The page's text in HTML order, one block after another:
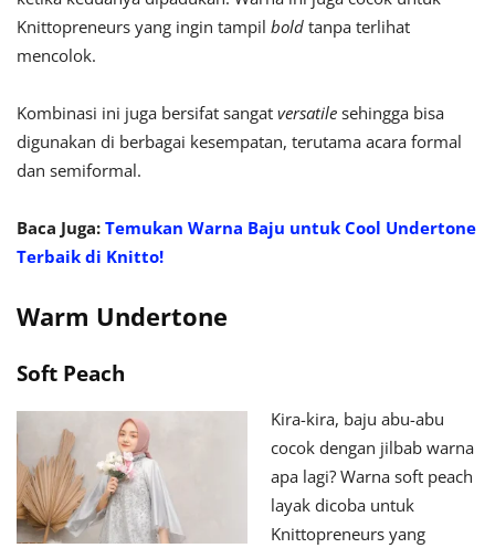
Knittopreneurs yang ingin tampil bold tanpa terlihat
mencolok.
Kombinasi ini juga bersifat sangat versatile sehingga bisa
digunakan di berbagai kesempatan, terutama acara formal
dan semiformal.
Baca Juga: Temukan Warna Baju untuk Cool Undertone
Terbaik di Knitto!
Warm Undertone
Soft Peach
Kira-kira, baju abu-abu
cocok dengan jilbab warna
apa lagi? Warna soft peach
layak dicoba untuk
Knittopreneurs yang